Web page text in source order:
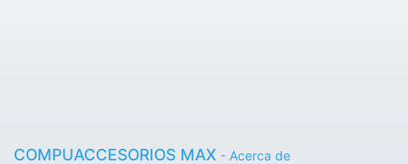
COMPUACCESORIOS MAX - Acerca de